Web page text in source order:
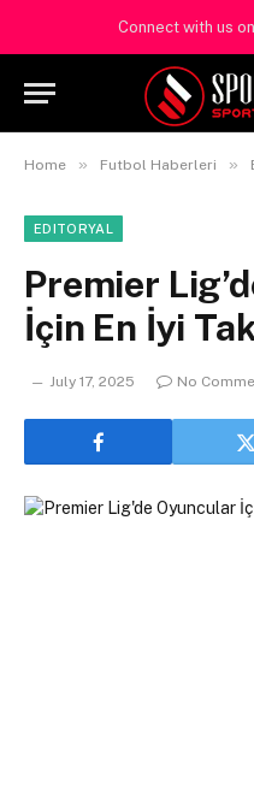
Connect with us
Home » Futbol Haberleri »
EDITORYAL
Premier
İçin En İyi
July 17, 2025 No